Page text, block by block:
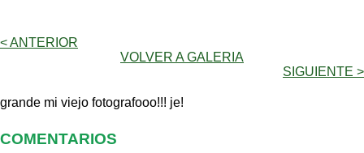
< ANTERIOR
VOLVER A GALERIA
SIGUIENTE >
grande mi viejo fotografooo!!! je!
COMENTARIOS